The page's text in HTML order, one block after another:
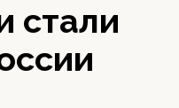
стали